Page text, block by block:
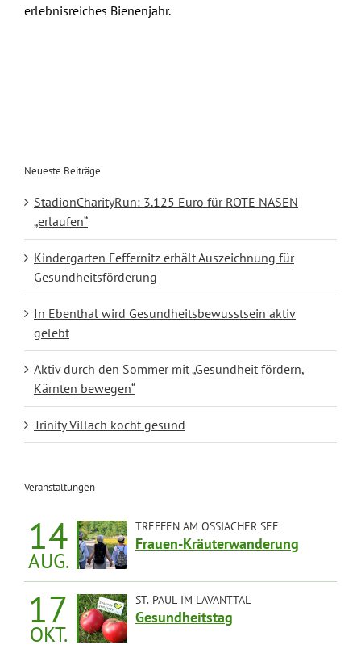
erlebnisreiches Bienenjahr.
Neueste Beiträge
StadionCharityRun: 3.125 Euro für ROTE NASEN
„erlaufen“
Kindergarten Feffernitz erhält Auszeichnung für
Gesundheitsförderung
In Ebenthal wird Gesundheitsbewusstsein aktiv
gelebt
Aktiv durch den Sommer mit „Gesundheit fördern,
Kärnten bewegen“
Trinity Villach kocht gesund
Veranstaltungen
14
AUG.
TREFFEN AM OSSIACHER SEE
Frauen-Kräuterwanderung
14:00 UHR
17
OKT.
ST. PAUL IM LAVANTTAL
Gesundheitstag